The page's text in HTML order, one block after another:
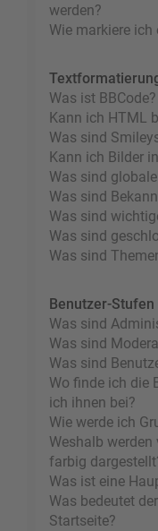
werden?
Wie markiere
Was ist BBCode?
Kann ich HTML
Was sind
Kann ich Bilder
Was sind
Was sind
Was sind
Was sind
Was sind
Benutzer-Stufen
Was sind
Was sind
Was sind
Wo finde ich die
ich ihnen bei?
Wie werde ich
Weshalb werden
farbig
Was ist eine
Was bedeutet
Startseite?